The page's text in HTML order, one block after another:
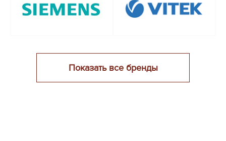
Показать все бренды